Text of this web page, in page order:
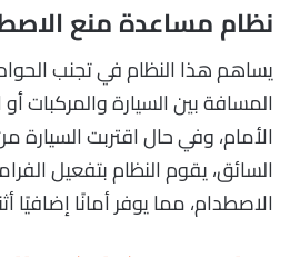
نظام مساعدة منع
يساهم هذا النظام في تجنب
المسافة بين السيارة والمركبات
الأمام، وفي حال اقتربت
السائق، يقوم النظام بتفعيل
الاصطدام، مما يوفر أمانًا إضافيًا